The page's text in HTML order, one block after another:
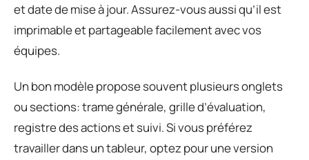
et date de mise à jour. Assurez-vous aussi qu’il est
imprimable et partageable facilement avec vos
équipes.
Un bon modèle propose souvent plusieurs onglets
ou sections: trame générale, grille d’évaluation,
registre des actions et suivi. Si vous préférez
travailler dans un tableur, optez pour une version